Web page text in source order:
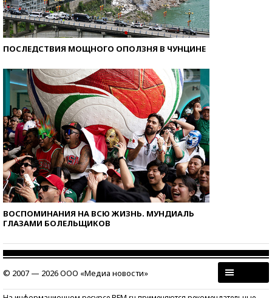
ПОСЛЕДСТВИЯ МОЩНОГО ОПОЛЗНЯ В ЧУНЦИНЕ
ВОСПОМИНАНИЯ НА ВСЮ ЖИЗНЬ. МУНДИАЛЬ
ГЛАЗАМИ БОЛЕЛЬЩИКОВ
© 2007 — 2026 ООО «Медиа новости»